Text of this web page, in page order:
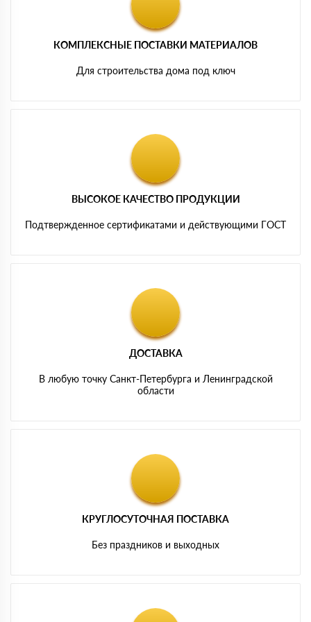
КОМПЛЕКСНЫЕ ПОСТАВКИ МАТЕРИАЛОВ
Для строительства дома под ключ
ВЫСОКОЕ КАЧЕСТВО ПРОДУКЦИИ
Подтвержденное сертификатами и действующими ГОСТ
ДОСТАВКА
В любую точку Санкт-Петербурга и Ленинградской
области
КРУГЛОСУТОЧНАЯ ПОСТАВКА
Без праздников и выходных